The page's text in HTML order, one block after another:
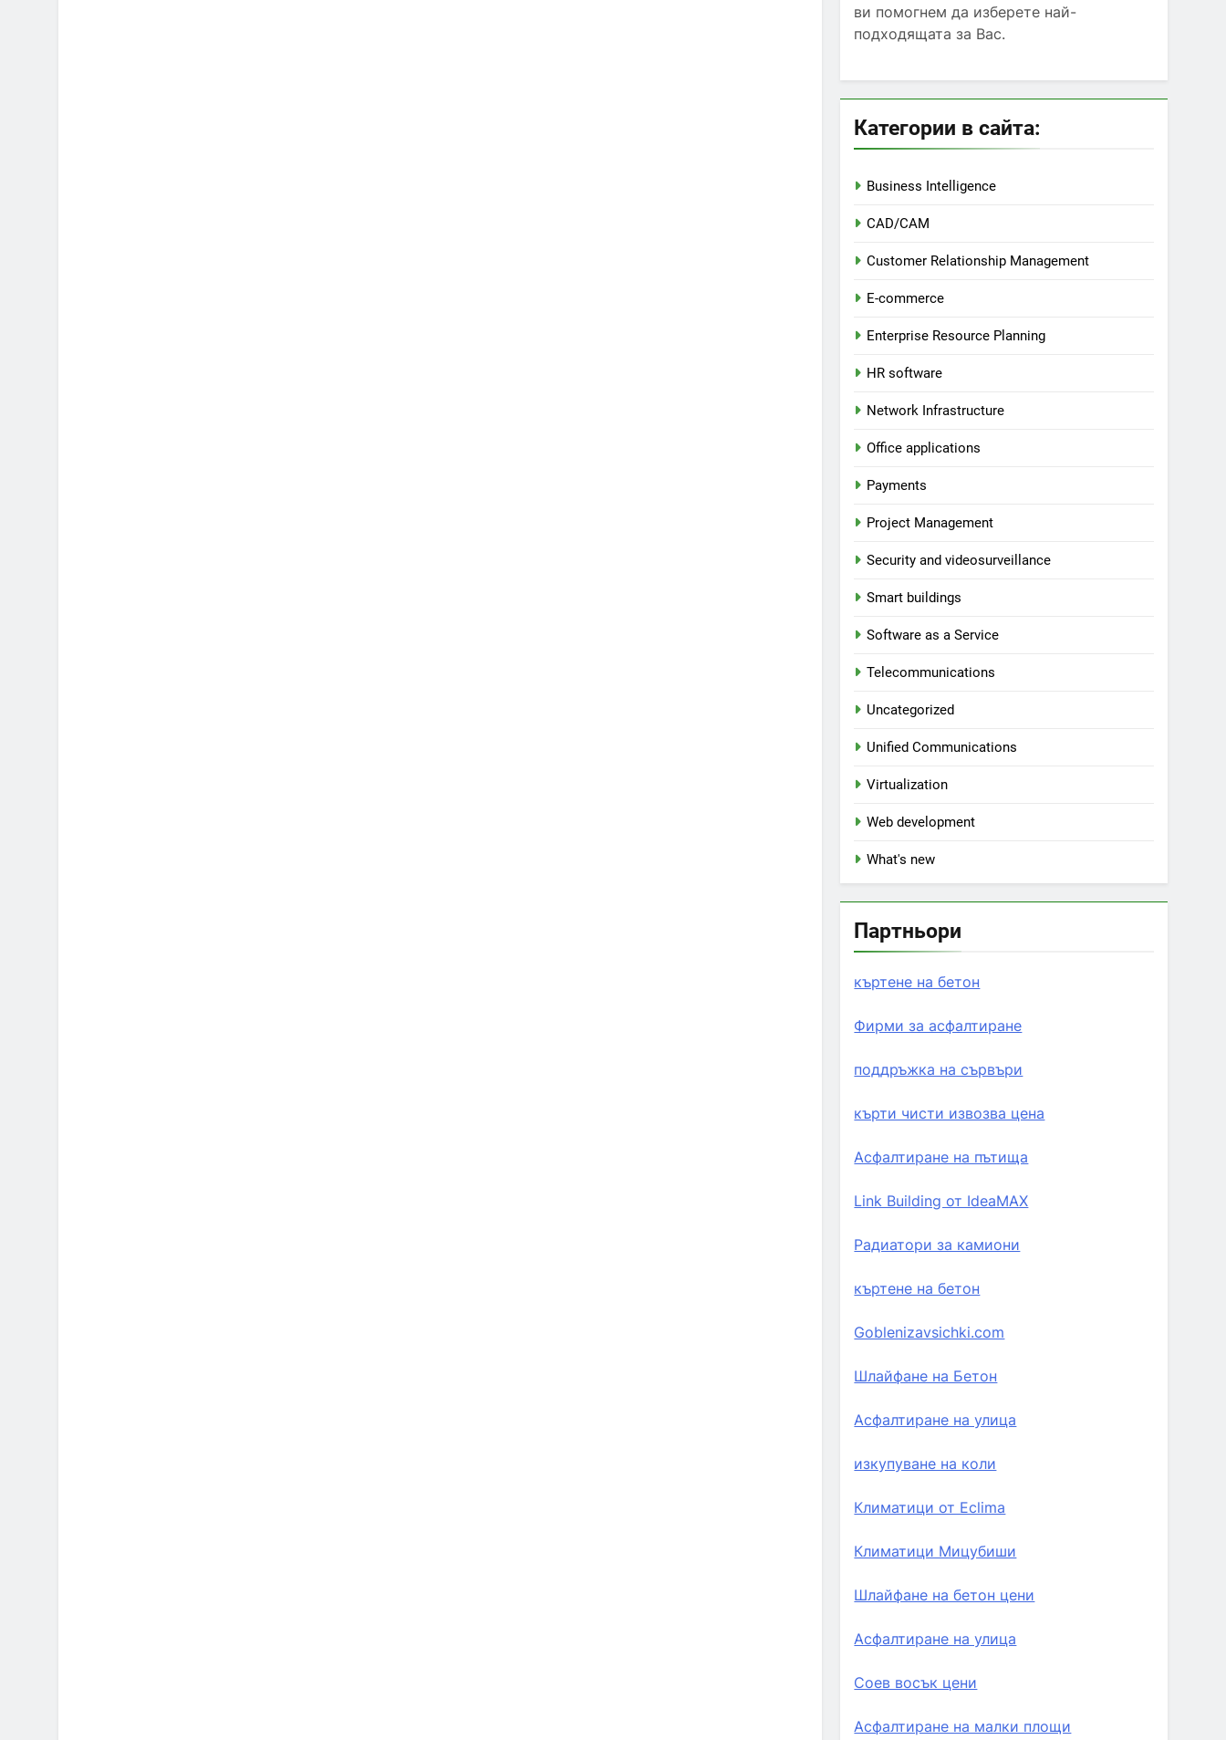
ви помогнем да изберете най-
подходящата за Вас.
Категории в сайта:
Business Intelligence
CAD/CAM
Customer Relationship Management
E-commerce
Enterprise Resource Planning
HR software
Network Infrastructure
Office applications
Payments
Project Management
Security and videosurveillance
Smart buildings
Software as a Service
Telecommunications
Uncategorized
Unified Communications
Virtualization
Web development
What's new
Партньори
къртене на бетон
Фирми за асфалтиране
поддръжка на сървъри
кърти чисти извозва цена
Асфалтиране на пътища
Link Building от IdeaMAX
Радиатори за камиони
къртене на бетон
Goblenizavsichki.com
Шлайфане на Бетон
Асфалтиране на улица
изкупуване на коли
Климатици от Eclima
Климатици Мицубиши
Шлайфане на бетон цени
Асфалтиране на улица
Соев восък цени
Асфалтиране на малки площи